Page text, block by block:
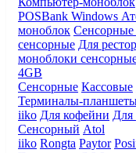
POSBank Windows
моноблок Сенсорные
сенсорные Для
моноблоки
4GB
Сенсорные Кассовые
Терминалы-
iiko Для кофейни Для
Сенсорный Atol
iiko Rongta Paytor